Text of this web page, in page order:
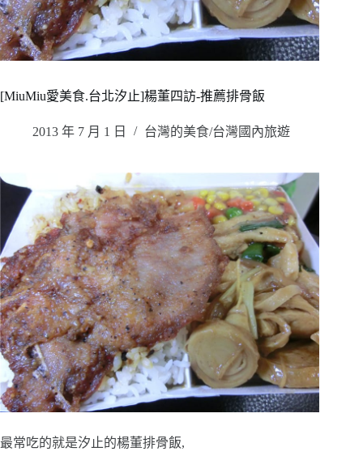
[MiuMiu愛美食.台北汐止]楊董四訪-推薦排骨飯
2013 年 7 月 1 日 台灣的美食/台灣國內旅遊
最常吃的就是汐止的楊董排骨飯,